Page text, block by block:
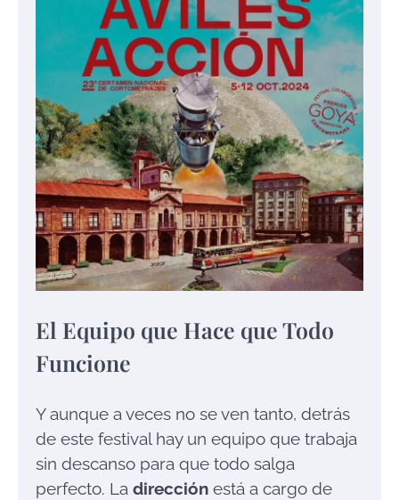
El Equipo que Hace que Todo
Funcione
Y aunque a veces no se ven tanto, detrás
de este festival hay un equipo que trabaja
sin descanso para que todo salga
perfecto. La dirección está a cargo de